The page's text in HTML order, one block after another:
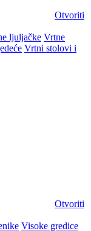
Otvoriti
ljuljačke Vrtne
Vrtni stolovi i
Otvoriti
Visoke gredice